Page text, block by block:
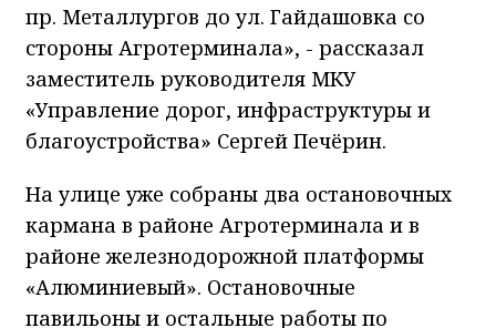
пр. Металлургов до ул. Гайдашовка со
стороны Агротерминала», - рассказал
заместитель руководителя МКУ
«Управление дорог‚ инфраструктуры и
благоустройства» Сергей Печёрин.
На улице уже собраны два остановочных
кармана в районе Агротерминала и в
районе железнодорожной платформы
«Алюминиевый». Остановочные
павильоны и остальные работы по